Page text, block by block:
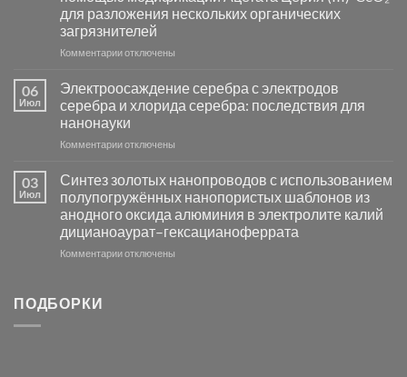
сенсоров
на
основе
группы
для разложения нескольких органических
загрязнителей
Комментариик
фотокаталитической
активности
Хлорида
Серебра-
в
видимом
свете
с
помощью
модификации
отключены
06
Июл
Электроосаждение серебра с электродов
серебра и хлорида серебра: последствия для
нанонауки
Комментариик
серебра
с
электродов
серебра
и
отключены
03
Июл
Синтез золотых нанопроводов с использованием
полупогружённых нанопористых шаблонов из
анодного оксида алюминия в электролите калий
дицианоаурат–гексацианоферрата
Комментариикотключены
ПОДБОРКИ